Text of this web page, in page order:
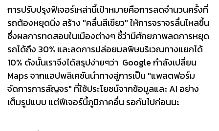
การปรับปรุงฟีเจอร์เหล่านี้เป้าหมายคือการลดจำนวนครั้งที่
รถต้องหยุดนิ่ง สร้าง "คลื่นสีเขียว" ให้การจราจรลื่นไหลขึ้น
ซึ่งผลการทดสอบในเมืองต่างๆ ชี้ว่ามีศักยภาพลดการหยุด
รถได้ถึง 30% และลดการปล่อยมลพิษบริเวณทางแยกได้
10% ดังนั้นเราจึงได้สรุปง่ายๆว่า Google กำลังเปลี่ยน
Maps จากแอปพลิเคชันนำทางสู่การเป็น "แพลตฟอร์ม
จัดการการสัญจร" ที่ใช้ประโยชน์จากข้อมูลและ AI อย่าง
เต็มรูปแบบ แต่ฟีเจอร์นี้ภูมิภาคอื่น รอกันไปก่อนนะ